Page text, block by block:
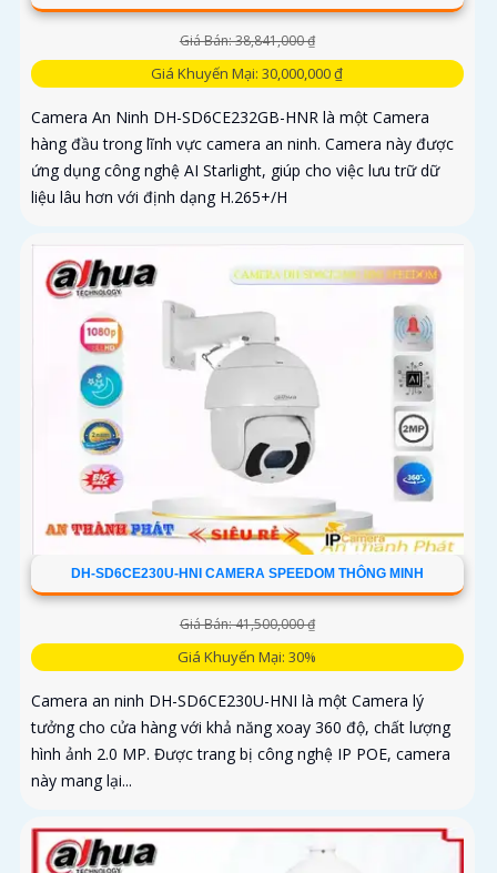
Giá Bán: 38,841,000 ₫
Giá Khuyến Mại: 30,000,000 ₫
Camera An Ninh DH-SD6CE232GB-HNR là một Camera
hàng đầu trong lĩnh vực camera an ninh. Camera này được
ứng dụng công nghệ AI Starlight, giúp cho việc lưu trữ dữ
liệu lâu hơn với định dạng H.265+/H
DH-SD6CE230U-HNI CAMERA SPEEDOM THÔNG MINH
Giá Bán: 41,500,000 ₫
Giá Khuyến Mại: 30%
Camera an ninh DH-SD6CE230U-HNI là một Camera lý
tưởng cho cửa hàng với khả năng xoay 360 độ, chất lượng
hình ảnh 2.0 MP. Được trang bị công nghệ IP POE, camera
này mang lại...